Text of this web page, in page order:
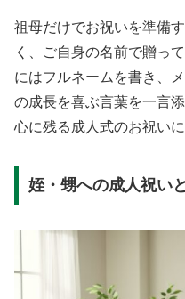
祖母だけでお祝いを準備
く、ご自身の名前で贈っ
にはフルネームを書き、
の成長を喜ぶ言葉を一言
心に残る成人式のお祝いに
姪・甥への成人祝い